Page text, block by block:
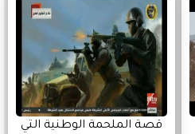
قصة الملحمة الوطنية التي